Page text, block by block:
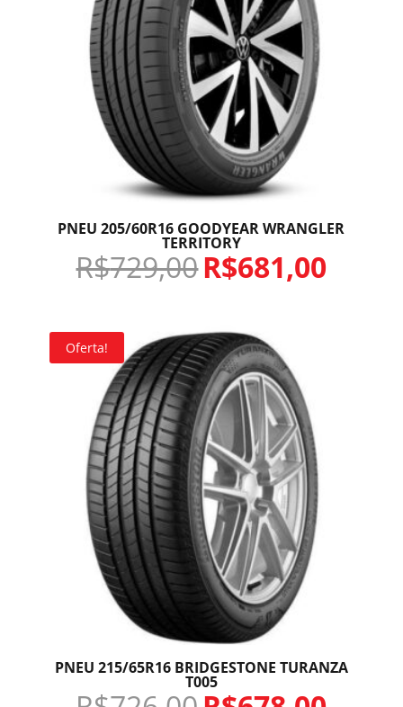
PNEU 205/60R16 GOODYEAR WRANGLER
TERRITORY
R$729,00R$681,00
Oferta!
PNEU 215/65R16 BRIDGESTONE TURANZA
T005